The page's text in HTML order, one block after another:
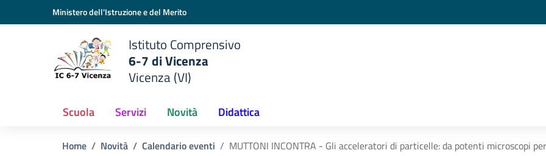
Vai ai contenuti
Vai al menu di navigazioneMinistero dell'Istruzione e del Merito
Istituto Comprensivo
6-7 di Vicenza
Vicenza (VI)
Scuola Servizi Novità Didattica
Home Novità Calendario eventi MUTTONI INCONTRA - Gli acceleratori di particelle: da potenti microscopi